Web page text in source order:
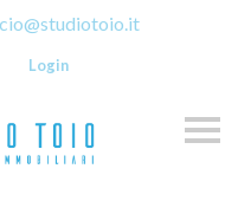
Login